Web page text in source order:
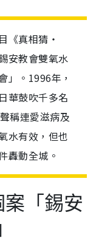
《真相猜‧
安教會雙氧水
」。1996年，
華鼓吹千多名
稱連愛滋病及
水有效，但也
轟動全城。
「錫安